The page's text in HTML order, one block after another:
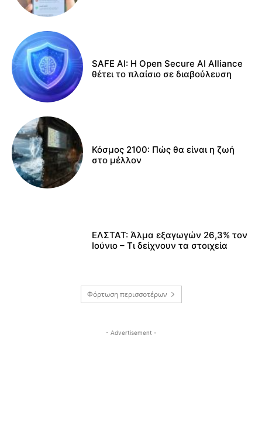
SAFE AI: Η Open Secure AI Alliance
θέτει το πλαίσιο σε διαβούλευση
Κόσμος 2100: Πώς θα είναι η ζωή
στο μέλλον
ΕΛΣΤΑΤ: Άλμα εξαγωγών 26,3% τον
Ιούνιο – Τι δείχνουν τα στοιχεία
Φόρτωση περισσοτέρων
- Advertisement -